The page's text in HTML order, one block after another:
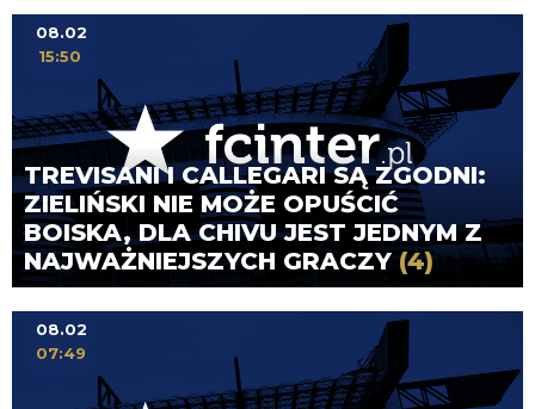
TREVISANI I CALLEGARI SĄ ZGODNI:
ZIELIŃSKI NIE MOŻE OPUŚCIĆ
BOISKA, DLA CHIVU JEST JEDNYM Z
NAJWAŻNIEJSZYCH GRACZY (4)
08.02
15:50
08.02
07:49